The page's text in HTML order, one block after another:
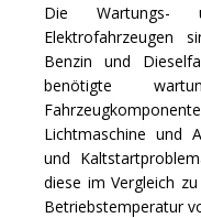
Die Wartungs-
Elektrofahrzeugen
Benzin und
benötigte
Lichtmaschine und
und
diese im Vergleich
Betriebstemperatur